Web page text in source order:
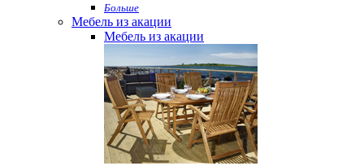
Больше
Мебель из акации
Мебель из акации